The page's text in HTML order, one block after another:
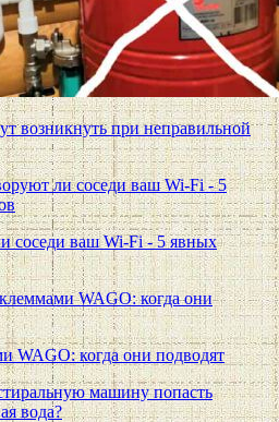
возникнуть при неправильной
соседи ваш Wi-Fi - 5 явных
WAGO: когда они подводят